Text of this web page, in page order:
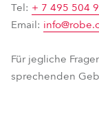
Tel: + 7 495 504
Email:
Für jegliche
sprechenden